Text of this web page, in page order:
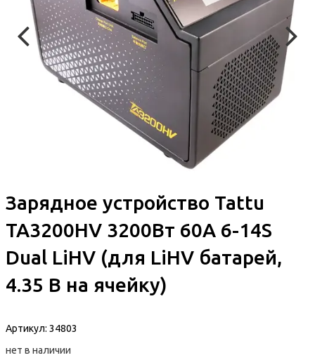
Зарядное устройство Tattu
TA3200HV 3200Вт 60A 6-14S
Dual LiHV (для LiHV батарей,
4.35 В на ячейку)
Артикул: 34803
нет в наличии